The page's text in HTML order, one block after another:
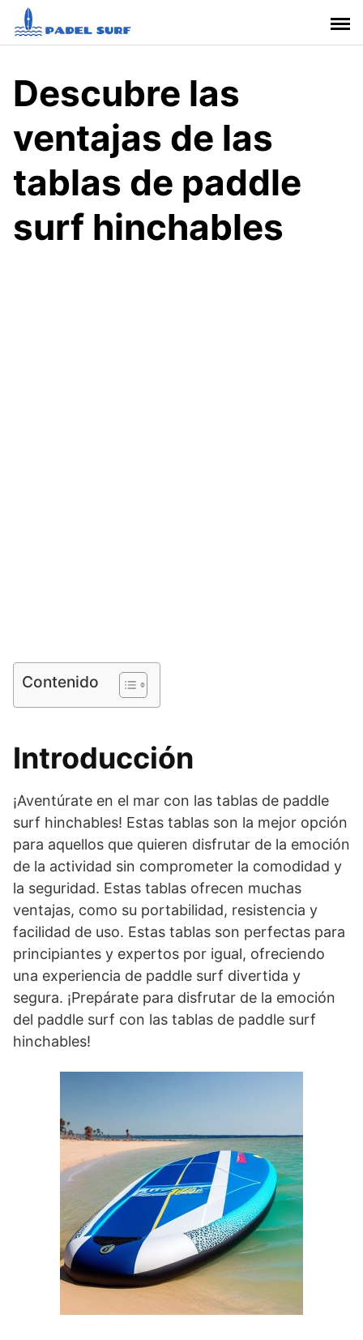
l
Descubre las
ventajas de las
tablas de paddle
surf hinchables
Contenido
Introducción
¡Aventúrate en el mar con las tablas de paddle
surf hinchables! Estas tablas son la mejor opción
para aquellos que quieren disfrutar de la emoción
de la actividad sin comprometer la comodidad y
la seguridad. Estas tablas ofrecen muchas
ventajas, como su portabilidad, resistencia y
facilidad de uso. Estas tablas son perfectas para
principiantes y expertos por igual, ofreciendo
una experiencia de paddle surf divertida y
segura. ¡Prepárate para disfrutar de la emoción
del paddle surf con las tablas de paddle surf
hinchables!